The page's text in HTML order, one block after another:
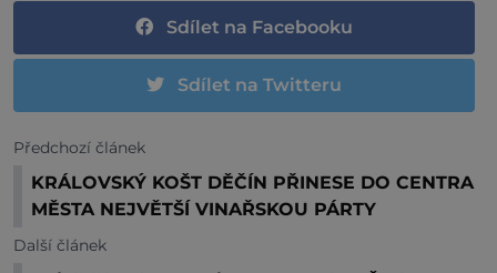
Sdílet na Facebooku
Sdílet na Twitteru
Předchozí článek
KRÁLOVSKÝ KOŠT DĚČÍN PŘINESE DO CENTRA
MĚSTA NEJVĚTŠÍ VINAŘSKOU PÁRTY
Další článek